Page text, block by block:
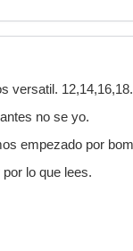
no se yo.
empezado por
lo que lees.